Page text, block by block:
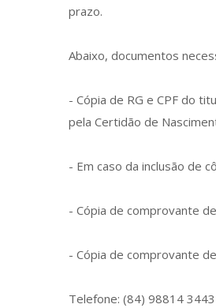
prazo.
Abaixo, documentos
- Cópia de RG e CPF do
pela Certidão de
- Em caso da inclusão de
- Cópia de comprovante
- Cópia de comprovante
Telefone: (84) 98814